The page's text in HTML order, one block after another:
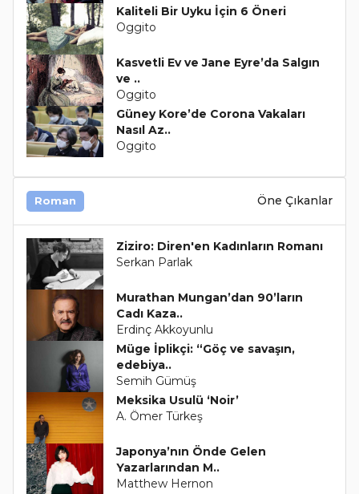
Kaliteli Bir Uyku İçin 6 Öneri
Oggito
Kasvetli Ev ve Jane Eyre’da Salgın
ve ..
Oggito
Güney Kore’de Corona Vakaları
Nasıl Az..
Oggito
Roman Öne Çıkanlar
Ziziro: Diren'en Kadınların Romanı
Serkan Parlak
Murathan Mungan’dan 90’ların
Cadı Kaza..
Erdinç Akkoyunlu
Müge İplikçi: “Göç ve savaşın,
edebiya..
Semih Gümüş
Meksika Usulü ‘Noir’
A. Ömer Türkeş
Japonya’nın Önde Gelen
Yazarlarından M..
Matthew Hernon